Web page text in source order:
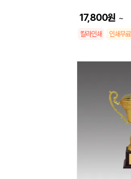
17,800원 ~
칼라인쇄 인쇄무료